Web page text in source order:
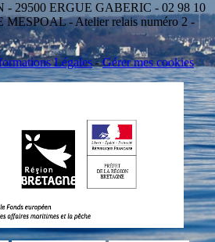
29500 ERGUE GABERIC - 02 98 10
- Atelier relais numéro 2 -
Légales-Gérer mes cookies